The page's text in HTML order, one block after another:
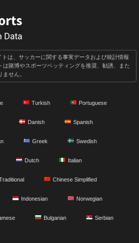
トは、サッカーに関する事実データおよび統計情報
は賭博やスポーツベッティングを推奨、勧誘、また
せん。
Turkish Portuguese
Danish Spanish
Greek Swedish
Dutch Italian
Chinese Simplified
Indonesian Norwegian
Bulgarian Serbian